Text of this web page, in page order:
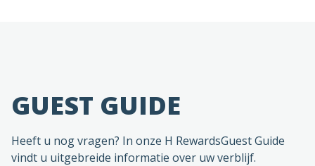
GUEST GUIDE
Heeft u nog vragen? In onze H RewardsGuest Guide
vindt u uitgebreide informatie over uw verblijf.